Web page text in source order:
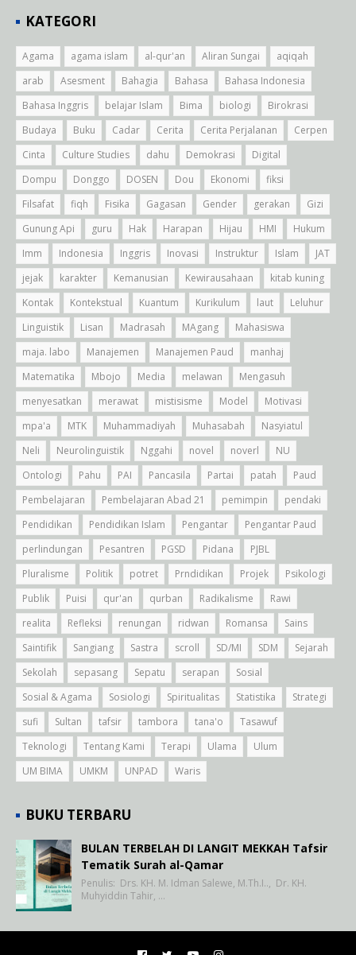
KATEGORI
Agama agama islam al-qur'an Aliran Sungai
aqiqah
arab
Asesment Bahagia Bahasa
Bahasa Indonesia
Bahasa Inggris
belajar Islam Bima biologi
Birokrasi
Budaya
Buku Cadar Cerita Cerita Perjalanan
Cerpen
Cinta
Culture Studies dahu Demokrasi
Digital
Dompu
Donggo DOSEN Dou Ekonomi
fiksi
Filsafat
fiqh Fisika Gagasan Gender gerakan
Gizi
Gunung Api
guru Hak Harapan Hijau HMI
Hukum
Imm
Indonesia Inggris Inovasi Instruktur Islam
JAT
jejak
karakter Kemanusian Kewirausahaan
kitab kuning
Kontak
Kontekstual Kuantum Kurikulum laut
Leluhur
Linguistik
Lisan Madrasah MAgang
Mahasiswa
maja. labo
Manajemen Manajemen Paud
manhaj
Matematika
Mbojo Media melawan
Mengasuh
menyesatkan
merawat mistisisme Model
Motivasi
mpa'a
MTK Muhammadiyah Muhasabah
Nasyiatul
Neli
Neurolinguistik Nggahi novel noverl
NU
Ontologi
Pahu PAI Pancasila Partai patah
Paud
Pembelajaran
Pembelajaran Abad 21 pemimpin
pendaki
Pendidikan
Pendidikan Islam Pengantar
Pengantar Paud
perlindungan
Pesantren PGSD Pidana
PJBL
Pluralisme
Politik potret Prndidikan Projek
Psikologi
Publik
Puisi qur'an qurban Radikalisme
Rawi
realita
Refleksi renungan ridwan Romansa
Sains
Saintifik
Sangiang Sastra scroll SD/MI SDM
Sejarah
Sekolah
sepasang Sepatu serapan
Sosial
Sosial & Agama
Sosiologi Spiritualitas Statistika
Strategi
sufi
Sultan tafsir tambora tana'o
Tasawuf
Teknologi
Tentang Kami Terapi Ulama
Ulum
UM BIMA
UMKM UNPAD Waris
BUKU TERBARU
BULAN TERBELAH DI LANGIT MEKKAH Tafsir
Tematik Surah al-Qamar
Penulis: Drs. KH. M. Idman Salewe, M.Th.I.., Dr. KH.
Muhyiddin Tahir, …